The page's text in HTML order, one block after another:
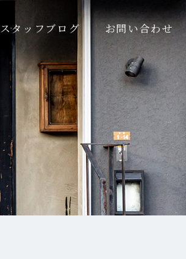
スタッフブログ お問い合わせ